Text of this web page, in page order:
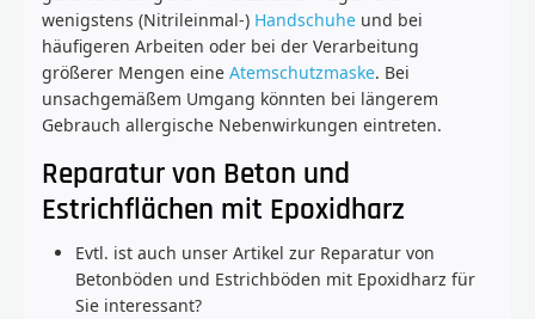
wenigstens (Nitrileinmal-) Handschuhe und bei
häufigeren Arbeiten oder bei der Verarbeitung
größerer Mengen eine Atemschutzmaske. Bei
unsachgemäßem Umgang könnten bei längerem
Gebrauch allergische Nebenwirkungen eintreten.
Reparatur von Beton und
Estrichflächen mit Epoxidharz
Evtl. ist auch unser Artikel zur Reparatur von
Betonböden und Estrichböden mit Epoxidharz für
Sie interessant?